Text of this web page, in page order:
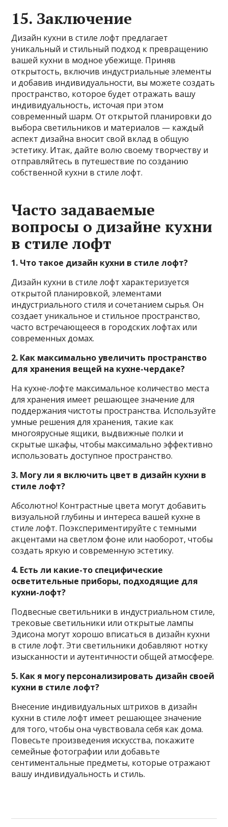
15. Заключение
Дизайн кухни в стиле лофт предлагает
уникальный и стильный подход к превращению
вашей кухни в модное убежище. Приняв
открытость, включив индустриальные элементы
и добавив индивидуальности, вы можете создать
пространство, которое будет отражать вашу
индивидуальность, источая при этом
современный шарм. От открытой планировки до
выбора светильников и материалов — каждый
аспект дизайна вносит свой вклад в общую
эстетику. Итак, дайте волю своему творчеству и
отправляйтесь в путешествие по созданию
собственной кухни в стиле лофт.
Часто задаваемые
вопросы о дизайне кухни
в стиле лофт
1. Что такое дизайн кухни в стиле лофт?
Дизайн кухни в стиле лофт характеризуется
открытой планировкой, элементами
индустриального стиля и сочетанием сырья. Он
создает уникальное и стильное пространство,
часто встречающееся в городских лофтах или
современных домах.
2. Как максимально увеличить пространство
для хранения вещей на кухне-чердаке?
На кухне-лофте максимальное количество места
для хранения имеет решающее значение для
поддержания чистоты пространства. Используйте
умные решения для хранения, такие как
многоярусные ящики, выдвижные полки и
скрытые шкафы, чтобы максимально эффективно
использовать доступное пространство.
3. Могу ли я включить цвет в дизайн кухни в
стиле лофт?
Абсолютно! Контрастные цвета могут добавить
визуальной глубины и интереса вашей кухне в
стиле лофт. Поэкспериментируйте с темными
акцентами на светлом фоне или наоборот, чтобы
создать яркую и современную эстетику.
4. Есть ли какие-то специфические
осветительные приборы, подходящие для
кухни-лофт?
Подвесные светильники в индустриальном стиле,
трековые светильники или открытые лампы
Эдисона могут хорошо вписаться в дизайн кухни
в стиле лофт. Эти светильники добавляют нотку
изысканности и аутентичности общей атмосфере.
5. Как я могу персонализировать дизайн своей
кухни в стиле лофт?
Внесение индивидуальных штрихов в дизайн
кухни в стиле лофт имеет решающее значение
для того, чтобы она чувствовала себя как дома.
Повесьте произведения искусства, покажите
семейные фотографии или добавьте
сентиментальные предметы, которые отражают
вашу индивидуальность и стиль.